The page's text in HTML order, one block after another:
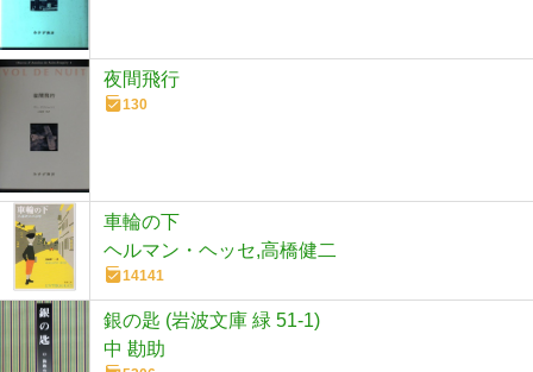
夜間飛行
130
車輪の下
ヘルマン・ヘッセ,高橋健二
14141
銀の匙 (岩波文庫 緑 51-1)
中 勘助